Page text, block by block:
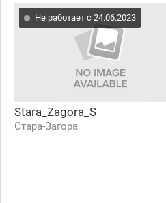
Не работает с 24.06.2023
Stara_Zagora_S
Стара-Загора